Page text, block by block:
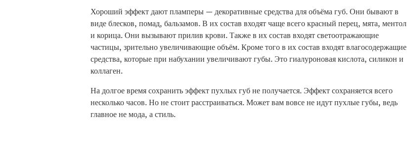
Хороший эффект дают пламперы — декоративные средства для объёма губ. Они бывают в
виде блесков, помад, бальзамов. В их состав входят чаще всего красный перец, мята, ментол
и корица. Они вызывают прилив крови. Также в их состав входят светоотражающие
частицы, зрительно увеличивающие объём. Кроме того в их состав входят влагосодержащие
средства, которые при набухании увеличивают губы. Это гиалуроновая кислота, силикон и
коллаген.
На долгое время сохранить эффект пухлых губ не получается. Эффект сохраняется всего
несколько часов. Но не стоит расстраиваться. Может вам вовсе не идут пухлые губы, ведь
главное не мода, а стиль.